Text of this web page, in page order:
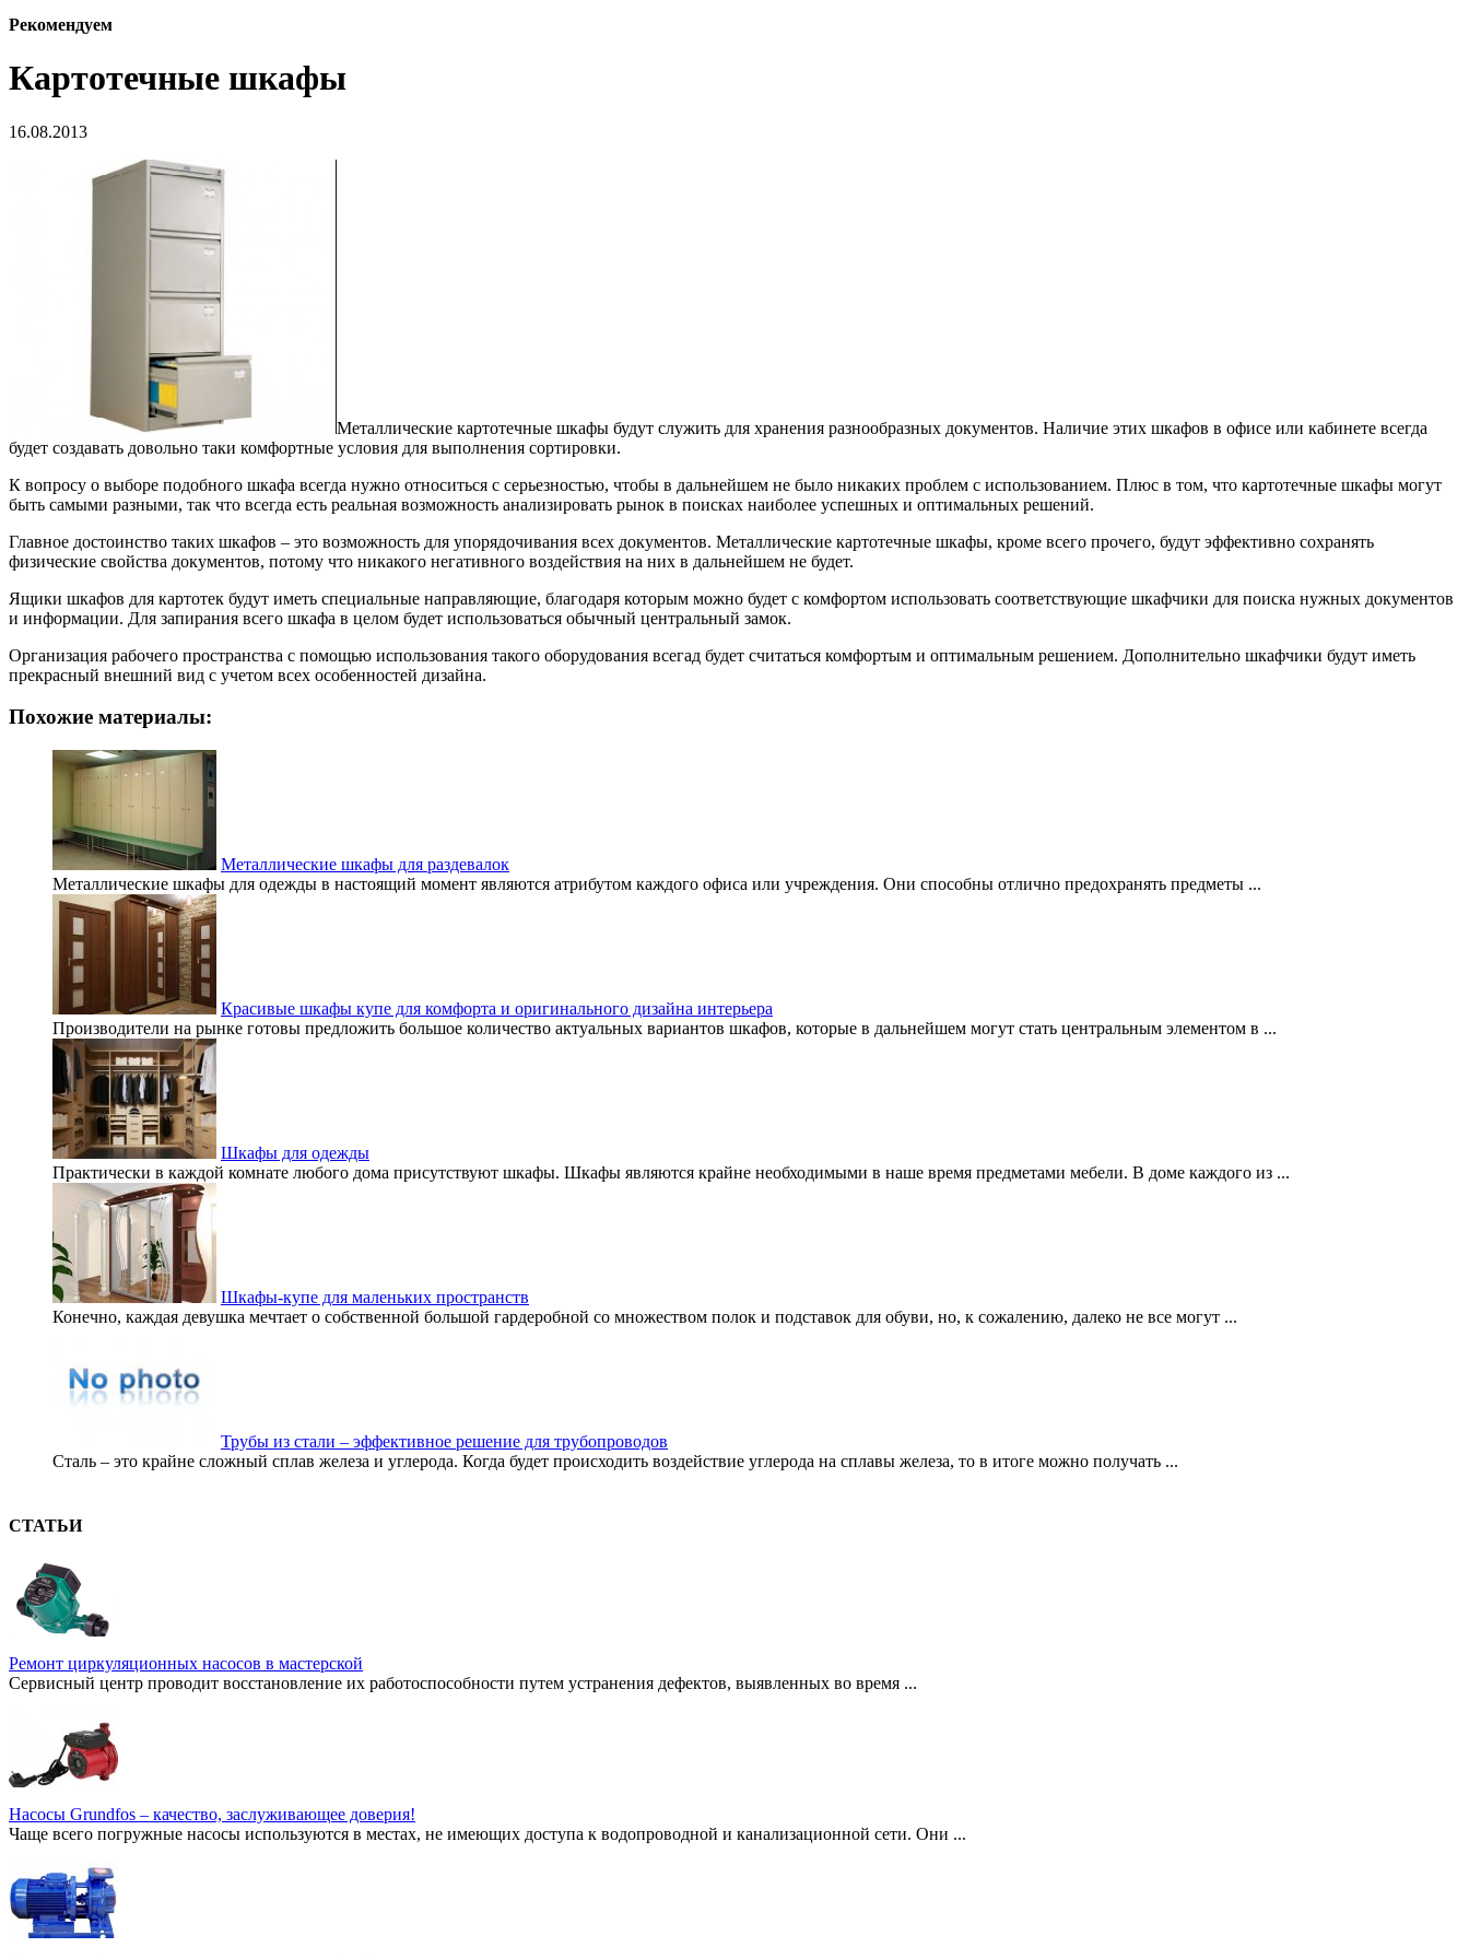
Рекомендуем
Картотечные шкафы
16.08.2013
Металлические картотечные шкафы будут служить для хранения разнообразных документов. Наличие этих шкафов в офисе или кабинете всегда
будет создавать довольно таки комфортные условия для выполнения сортировки.
К вопросу о выборе подобного шкафа всегда нужно относиться с серьезностью, чтобы в дальнейшем не было никаких проблем с использованием. Плюс в том, что картотечные шкафы могут
быть самыми разными, так что всегда есть реальная возможность анализировать рынок в поисках наиболее успешных и оптимальных решений.
Главное достоинство таких шкафов – это возможность для упорядочивания всех документов. Металлические картотечные шкафы, кроме всего прочего, будут эффективно сохранять
физические свойства документов, потому что никакого негативного воздействия на них в дальнейшем не будет.
Ящики шкафов для картотек будут иметь специальные направляющие, благодаря которым можно будет с комфортом использовать соответствующие шкафчики для поиска нужных документов
и информации. Для запирания всего шкафа в целом будет использоваться обычный центральный замок.
Организация рабочего пространства с помощью использования такого оборудования всегад будет считаться комфортым и оптимальным решением. Дополнительно шкафчики будут иметь
прекрасный внешний вид с учетом всех особенностей дизайна.
Похожие материалы:
Металлические шкафы для раздевалок
Металлические шкафы для одежды в настоящий момент являются атрибутом каждого офиса или учреждения. Они способны отлично предохранять предметы ...
Красивые шкафы купе для комфорта и оригинального дизайна интерьера
Производители на рынке готовы предложить большое количество актуальных вариантов шкафов, которые в дальнейшем могут стать центральным элементом в ...
Шкафы для одежды
Практически в каждой комнате любого дома присутствуют шкафы. Шкафы являются крайне необходимыми в наше время предметами мебели. В доме каждого из ...
Шкафы-купе для маленьких пространств
Конечно, каждая девушка мечтает о собственной большой гардеробной со множеством полок и подставок для обуви, но, к сожалению, далеко не все могут ...
Трубы из стали – эффективное решение для трубопроводов
Сталь – это крайне сложный сплав железа и углерода. Когда будет происходить воздействие углерода на сплавы железа, то в итоге можно получать ...
СТАТЬИ
Ремонт циркуляционных насосов в мастерской
Сервисный центр проводит восстановление их работоспособности путем устранения дефектов, выявленных во время ...
Насосы Grundfos – качество, заслуживающее доверия!
Чаще всего погружные насосы используются в местах, не имеющих доступа к водопроводной и канализационной сети. Они ...